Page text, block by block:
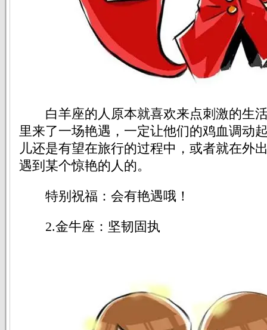
白羊座的人原本就喜欢来点刺激的生
里来了一场艳遇，一定让他们的鸡血调动
儿还是有望在旅行的过程中，或者就在外
遇到某个惊艳的人的。
特别祝福：会有艳遇哦！
2.金牛座：坚韧固执